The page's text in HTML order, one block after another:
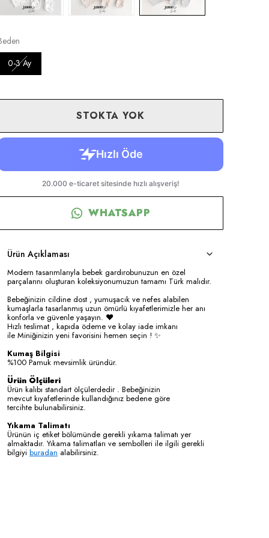
0-3 Ay
STOKTA YOK
WHATSAPP
Ürün Açıklaması
Modern tasarımlarıyla bebek gardırobunuzun en özel
parçalarını oluşturan koleksiyonumuzun tamamı Türk malıdır.
Bebeğinizin cildine dost , yumuşacık ve nefes alabilen
kumaşlarla tasarlanmış uzun ömürlü kıyafetlerimizle her anı
konforla ve güvenle yaşayın. ❤️
Hızlı teslimat , kapıda ödeme ve kolay iade imkanı
ile Miniğinizin yeni favorisini hemen seçin ! ✨
Kumaş Bilgisi
%100 Pamuk mevsimlik üründür.
Ürün Ölçüleri
Ürün kalıbı standart ölçülerdedir . Bebeğinizin
mevcut kıyafetlerinde kullandığınız bedene göre
tercihte bulunabilirsiniz.
Yıkama Talimatı
Ürünün iç etiket bölümünde gerekli yıkama talimatı yer
almaktadır. Yıkama talimatları ve sembolleri ile ilgili gerekli
bilgiyi buradan alabilirsiniz.